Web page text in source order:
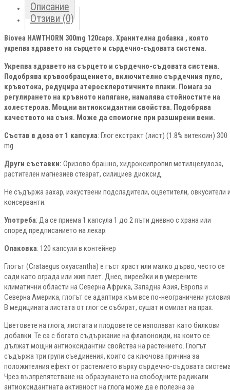
Описание
Отзиви (0)
Biovea HAWTHORN 300mg 120caps. Хранителна добавка , която
укрепва здравето на сърцето и сърдечно-съдовата система.
Укрепва здравето на сърцето и сърдечно-съдовата система.
Подобрява кръвообращението, включително сърдечния пулс,
кръвотока, редуцира атеросклеротичните плаки. Помага за
регулирането на кръвното налягане, намалява стойностите на
холестерола. Мощни антиоксидантни свойства. Подобрява
качеството на съня. Може да спомогне при разширени вени.
Състав в доза от 1 капсула: Глог екстракт (лист) (1.8% витексин) 300
mg
Други съставки: Оризово брашно, хидроксипропил метилцелулоза,
растителен магнезиев стеарат, силициев диоксид.
Не съдържа захар, изкуствени подсладители, оцветители, овкусители
консерванти.
Употреба: Да се приема 1 капсула 1 до 2 пъти дневно с храна или
според предписанието на лекар.
Опаковка: 120 капсули в контейнер
Глогът (Crataegus oxyacantha) е гъст храст или малко дърво, често се
сади като ограда или жив плет. Днес, виреейки и в умерените
климатични области на Северна Африка, Западна Азия, Европа и
Северна Америка, глогът се адаптира към все по-неограничени
В медицината листата от глог се събират, сушат и смилат на прах.
Цветовете на глога, листата и плодовете се използват като билкови
добавки. Те са с богато съдържание на флавоноиди, на които се
дължат мощни антиоксидантни свойства на растението. Глогът
съдържа три групи съединения, които са ключова причина за
положителния ефект от растението върху сърдечно-съдовата
Чрез възпрепятстване на образуването на свободните радикали
антиоксидантната активност на глога може да е полезна за